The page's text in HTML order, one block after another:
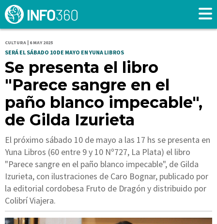
CULTURA | 6 MAY 2025
SERÁ EL SÁBADO 10 DE MAYO EN YUNA LIBROS
Se presenta el libro
"Parece sangre en el
paño blanco impecable",
de Gilda Izurieta
El próximo sábado 10 de mayo a las 17 hs se presenta en
Yuna Libros (60 entre 9 y 10 Nº727, La Plata) el libro
"Parece sangre en el paño blanco impecable", de Gilda
Izurieta, con ilustraciones de Caro Bognar, publicado por
la editorial cordobesa Fruto de Dragón y distribuido por
Colibrí Viajera.